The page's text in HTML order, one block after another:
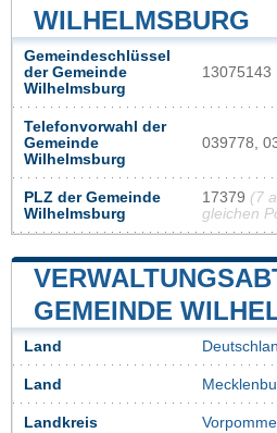
WILHELMSBURG
Gemeindeschlüssel
der Gemeinde
Wilhelmsburg
13075143
Telefonvorwahl der
Gemeinde
Wilhelmsburg
039778,
PLZ der Gemeinde
Wilhelmsburg
17379 (7
gleichen
GEMEINDE
Land
Land
Landkreis